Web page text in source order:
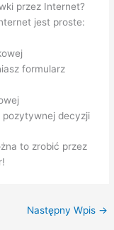
przez Internet?
jest proste:
formularz
pozytywnej decyzji
to zrobić przez
Następny Wpis →